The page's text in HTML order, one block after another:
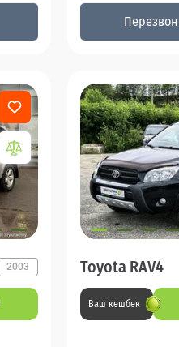
2003 Toyota RAV4
Ваш кешбек